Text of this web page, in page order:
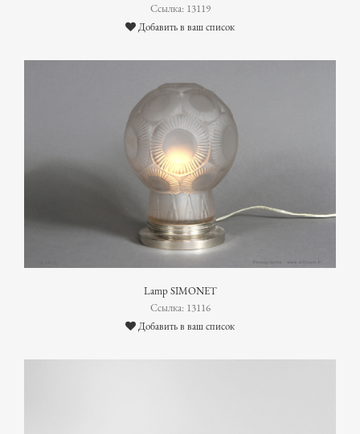
Ссылка: 13119
Добавить в ваш список
Lamp SIMONET
Ссылка: 13116
Добавить в ваш список